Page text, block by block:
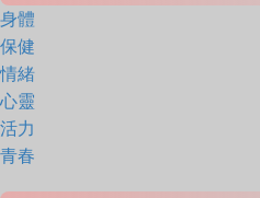
身體
保健
情緒
心靈
活力
青春